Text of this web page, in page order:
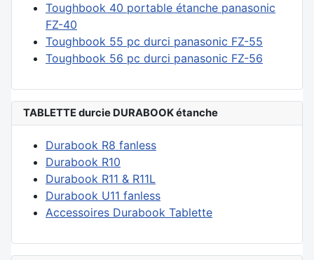
Toughbook 40 portable étanche panasonic
FZ-40
Toughbook 55 pc durci panasonic FZ-55
Toughbook 56 pc durci panasonic FZ-56
TABLETTE durcie DURABOOK étanche
Durabook R8 fanless
Durabook R10
Durabook R11 & R11L
Durabook U11 fanless
Accessoires Durabook Tablette